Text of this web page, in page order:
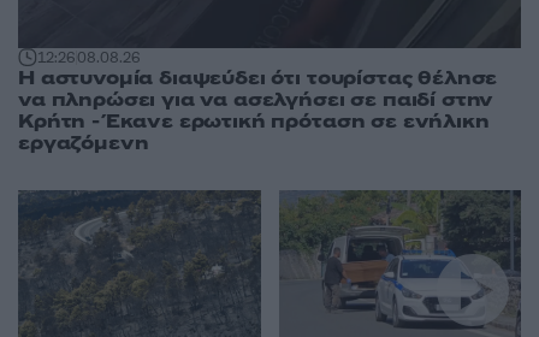
12:2608.08.26
Η αστυνομία διαψεύδει ότι τουρίστας θέλησε
να πληρώσει για να ασελγήσει σε παιδί στην
Κρήτη - Έκανε ερωτική πρόταση σε ενήλικη
εργαζόμενη